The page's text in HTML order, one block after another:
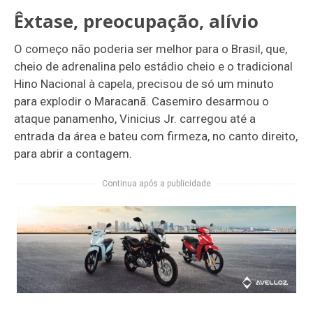
Êxtase, preocupação, alívio
O começo não poderia ser melhor para o Brasil, que,
cheio de adrenalina pelo estádio cheio e o tradicional
Hino Nacional à capela, precisou de só um minuto
para explodir o Maracanã. Casemiro desarmou o
ataque panamenho, Vinicius Jr. carregou até a
entrada da área e bateu com firmeza, no canto direito,
para abrir a contagem.
Continua após a publicidade